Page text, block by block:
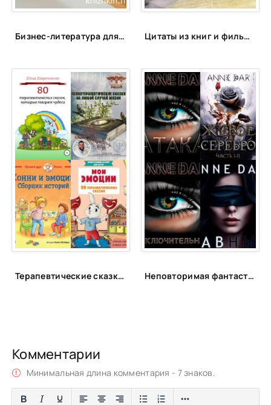
Бизнес-литература для сотрудников PULSE Цитаты из книг и фильмов, которые помогут не сдаться в трудную минуту или после неудачи
Терапевтические сказки для детей! Неповторимая фантастика Anne Dar в аудио
Комментарии
Минимальная длина комментария - 7 знаков.